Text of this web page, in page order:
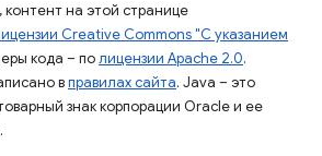
на этой странице
Creative Commons "С указанием
кода – полицензии Apache 2.0.
вправилах сайта. Java – это
знак корпорации Oracle и ее